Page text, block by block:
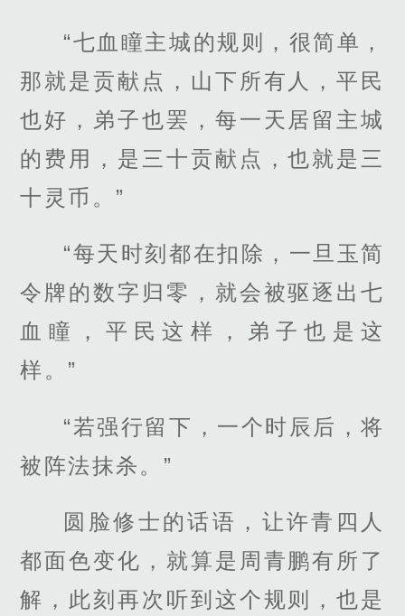
“七血瞳主城的规则，很简单，
那就是贡献点，山下所有人，平民
也好，弟子也罢，每一天居留主城
的费用，是三十贡献点，也就是三
十灵币。”
“每天时刻都在扣除，一旦玉简
令牌的数字归零，就会被驱逐出七
血瞳，平民这样，弟子也是这
样。”
“若强行留下，一个时辰后，将
被阵法抹杀。”
圆脸修士的话语，让许青四人
都面色变化，就算是周青鹏有所了
解，此刻再次听到这个规则，也是